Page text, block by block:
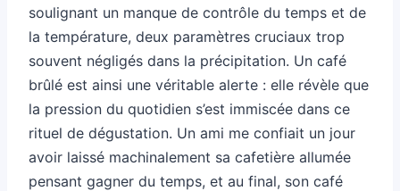
soulignant un manque de contrôle du temps et de
la température, deux paramètres cruciaux trop
souvent négligés dans la précipitation. Un café
brûlé est ainsi une véritable alerte : elle révèle que
la pression du quotidien s’est immiscée dans ce
rituel de dégustation. Un ami me confiait un jour
avoir laissé machinalement sa cafetière allumée
pensant gagner du temps, et au final, son café